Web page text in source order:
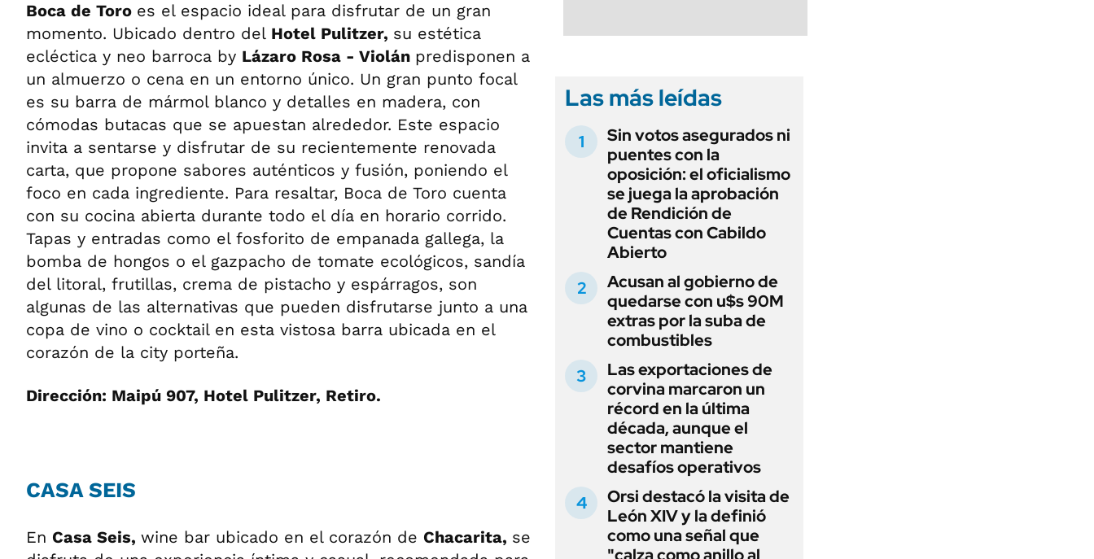
Boca de Toro es el espacio ideal para disfrutar de un gran
momento. Ubicado dentro del Hotel Pulitzer, su estética
ecléctica y neo barroca by Lázaro Rosa - Violán predisponen a
un almuerzo o cena en un entorno único. Un gran punto focal
es su barra de mármol blanco y detalles en madera, con
cómodas butacas que se apuestan alrededor. Este espacio
invita a sentarse y disfrutar de su recientemente renovada
carta, que propone sabores auténticos y fusión, poniendo el
foco en cada ingrediente. Para resaltar, Boca de Toro cuenta
con su cocina abierta durante todo el día en horario corrido.
Tapas y entradas como el fosforito de empanada gallega, la
bomba de hongos o el gazpacho de tomate ecológicos, sandía
del litoral, frutillas, crema de pistacho y espárragos, son
algunas de las alternativas que pueden disfrutarse junto a una
copa de vino o cocktail en esta vistosa barra ubicada en el
corazón de la city porteña.
Dirección: Maipú 907, Hotel Pulitzer, Retiro.
CASA SEIS
En Casa Seis, wine bar ubicado en el corazón de Chacarita, se
Las más leídas
Sin votos asegurados ni
puentes con la
oposición: el oficialismo
se juega la aprobación
de Rendición de
Cuentas con Cabildo
Abierto
Acusan al gobierno de
quedarse con u$s 90M
extras por la suba de
combustibles
Las exportaciones de
corvina marcaron un
récord en la última
década, aunque el
sector mantiene
desafíos operativos
Orsi destacó la visita de
León XIV y la definió
como una señal que